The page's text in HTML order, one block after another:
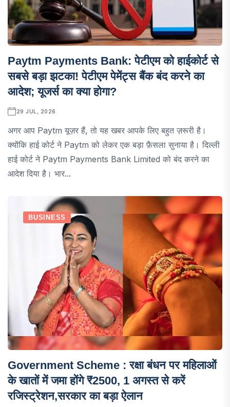
Paytm Payments Bank: पेटीएम को हाईकोर्ट से
सबसे बड़ा झटका! पेटीएम पेमेंट्स बैंक बंद करने का
आदेश; यूजर्स का क्या होगा?
29 JUL, 2026
अगर आप Paytm यूज़र हैं, तो यह खबर आपके लिए बहुत ज़रूरी है।
क्योंकि हाई कोर्ट ने Paytm को लेकर एक बड़ा फ़ैसला सुनाया है। दिल्ली
हाई कोर्ट ने Paytm Payments Bank Limited को बंद करने का
आदेश दिया है। भार...
BUSINESS
Government Scheme : रक्षा बंधन पर महिलाओं
के खातों में जमा होंगे ₹2500, 1 अगस्त से करें
रजिस्ट्रेशन,सरकार का बड़ा ऐलान